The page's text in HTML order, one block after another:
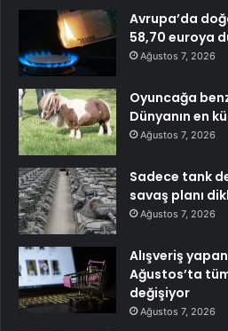
Avrupa’da
58,70 euroya
Ağustos 7, 2026
Oyuncağa
Dünyanın en
Ağustos 7, 2026
Sadece tank
savaş planı
Ağustos 7, 2026
Alışveriş
Ağustos’ta
değişiyor
Ağustos 7, 2026